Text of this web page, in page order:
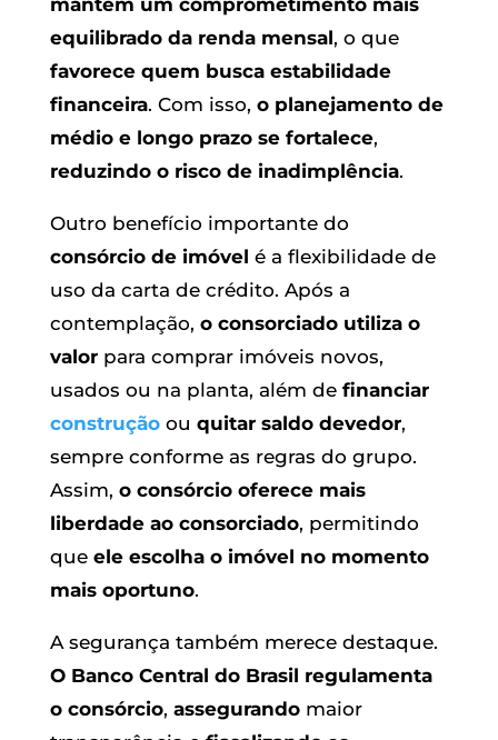
equilibrado da renda mensal, o que
favorece quem busca estabilidade
financeira. Com isso, o planejamento de
médio e longo prazo se fortalece,
reduzindo o risco de inadimplência.
Outro benefício importante do
consórcio de imóvel é a flexibilidade de
uso da carta de crédito. Após a
contemplação, o consorciado utiliza o
valorpara comprar imóveis novos,
usados ou na planta, além de financiar
construçãoou quitar saldo devedor,
sempre conforme as regras do grupo.
Assim, o consórcio oferece mais
liberdade ao consorciado, permitindo
que ele escolha o imóvel no momento
mais oportuno.
A segurança também merece destaque.
O Banco Central do Brasil regulamenta
o consórcio, assegurandomaior